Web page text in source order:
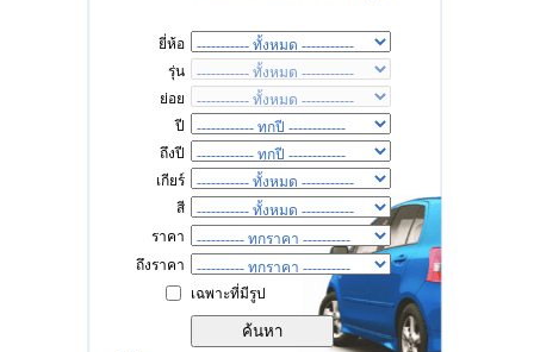
ยี่ห้อ
รุ่น
ย่อย
ปี
ถึงปี
เกียร์
สี
ราคา
ถึงราคา
เฉพาะที่มีรูป